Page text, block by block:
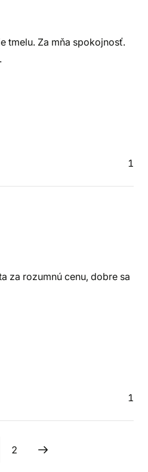
tmelu. Za mňa spokojnosť.
1
za rozumnú cenu, dobre sa
1
2